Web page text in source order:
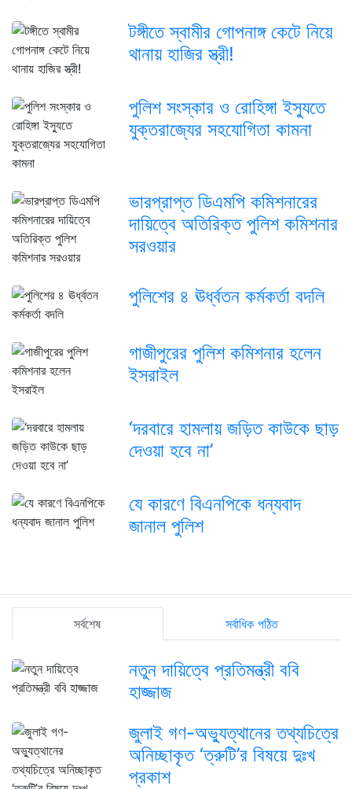
টঙ্গীতে স্বামীর গোপনাঙ্গ কেটে নিয়ে
থানায় হাজির স্ত্রী!
পুলিশ সংস্কার ও রোহিঙ্গা ইস্যুতে
যুক্তরাজ্যের সহযোগিতা কামনা
ভারপ্রাপ্ত ডিএমপি কমিশনারের
দায়িত্বে অতিরিক্ত পুলিশ কমিশনার
সরওয়ার
পুলিশের ৪ ঊর্ধ্বতন কর্মকর্তা বদলি
গাজীপুরের পুলিশ কমিশনার হলেন
ইসরাইল
‘দরবারে হামলায় জড়িত কাউকে ছাড়
দেওয়া হবে না’
যে কারণে বিএনপিকে ধন্যবাদ
জানাল পুলিশ
সর্বশেষ সর্বাধিক পঠিত
নতুন দায়িত্বে প্রতিমন্ত্রী ববি
হাজ্জাজ
জুলাই গণ-অভ্যুত্থানের তথ্যচিত্রে
অনিচ্ছাকৃত ‘ত্রুটি’র বিষয়ে দুঃখ
প্রকাশ